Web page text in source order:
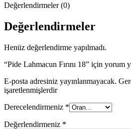
Değerlendirmeler (0)
Değerlendirmeler
Henüz değerlendirme yapılmadı.
“Pide Lahmacun Fırını 18” için yorum
E-posta adresiniz yayınlanmayacak.
işaretlenmişlerdir
Derecelendirmeniz *
Değerlendirmeniz *